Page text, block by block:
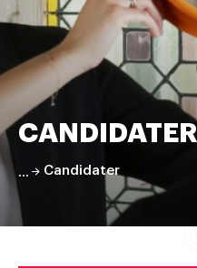
pâtisserie
CANDIDATER
Candidater
Faire
défiler